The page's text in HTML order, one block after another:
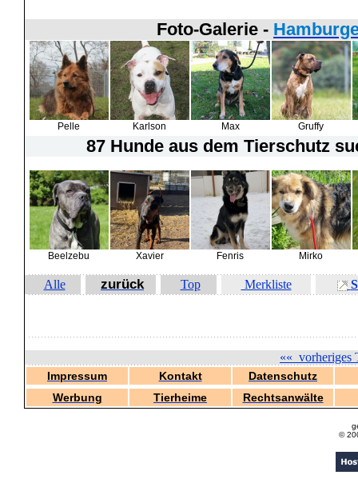
Foto-Galerie -
Pelle Karlson Max Gruffy
87 Hunde aus dem Tierschutz
Beelzebu Xavier Fenris Mirko
Alle zurück Top Merkliste
«« vorheriges
Impressum Kontakt
Datenschutz
Werbung
Tierheime Rechtsanwälte
©